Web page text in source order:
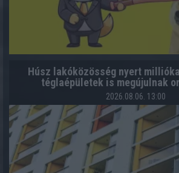
Húsz lakóközösség nyert
téglaépületek is megújulnak
2026.08.06. 13:00